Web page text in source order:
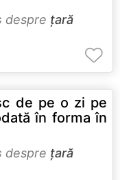
despre țară
de pe o zi pe
în forma în
despre țară